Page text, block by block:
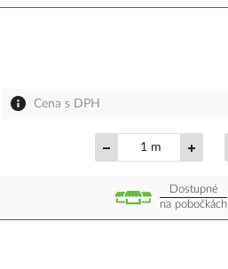
Cena s DPH
m
Dostupné
na pobočkách